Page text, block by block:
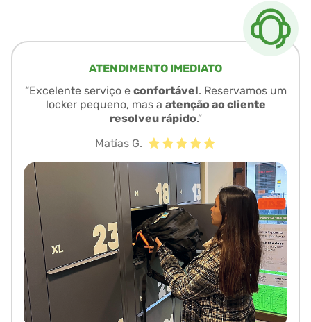
ATENDIMENTO IMEDIATO
“Excelente serviço e confortável. Reservamos um
locker pequeno, mas a atenção ao cliente
resolveu rápido.”
Matías G.